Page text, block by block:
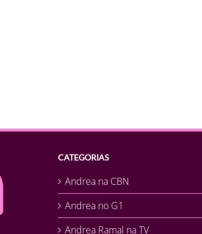
CATEGORIAS
Andrea na CBN
Andrea no G1
Andrea Ramal na TV